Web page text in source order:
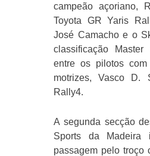
campeão açoriano,
Toyota GR Yaris
José Camacho e o
classificação
entre os pilotos
motrizes, Vasco D.
Rally4.
A segunda secção
Sports da Madeira
passagem pelo troço